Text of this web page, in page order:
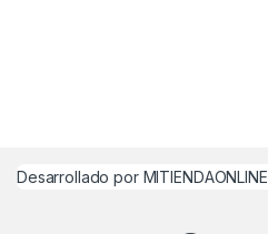
Desarrollado por MITIENDAONLINE